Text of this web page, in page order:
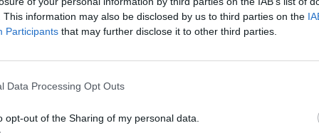
This information may also be disclosed by us to third parties on the
Participants that may further disclose it to other third parties.
Data Processing Opt Outs
opt-out of the Sharing of my personal data.
więc pielgrzymów przez rzekę, a
dziecka, aby nie zostać rozpoznanym.
Czuje się w obowiązku nieść Chrystusa, ale
niego wielki ciężar.
niego i w jego możliwości.Ona nie zwątpiła,